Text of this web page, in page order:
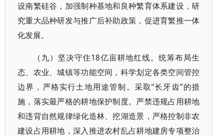
设南繁硅谷，加强制种基地和良种繁育体系建设，研
究重大品种研发与推广后补助政策，促进育繁推一体
化发展。
（九）坚决守住18亿亩耕地红线。统筹布局生
态、农业、城镇等功能空间，科学划定各类空间管控
边界，严格实行土地用途管制。采取“长牙齿”的措
施，落实最严格的耕地保护制度。严禁违规占用耕地
和违背自然规律绿化造林、挖湖造景，严格控制非农
建设占用耕地，深入推进农村乱占耕地建房专项整治